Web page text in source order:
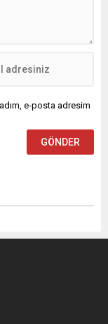
CEO’su Hakan
e-posta adresim